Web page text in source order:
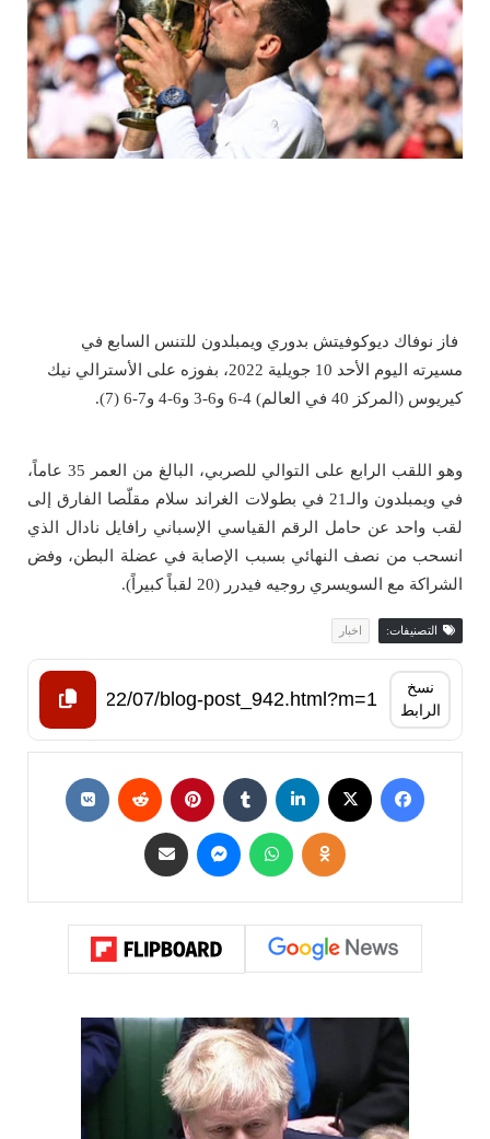
فاز نوفاك ديوكوفيتش بدوري ويمبلدون للتنس السابع في
مسيرته اليوم الأحد 10 جويلية 2022، بفوزه على الأسترالي نيك
كيريوس (المركز 40 في العالم) 4-6 و6-3 و6-4 و7-6 (7).
وهو اللقب الرابع على التوالي للصربي، البالغ من العمر 35 عاماً،
في ويمبلدون والـ21 في بطولات الغراند سلام مقلّصا الفارق إلى
لقب واحد عن حامل الرقم القياسي الإسباني رافايل نادال الذي
انسحب من نصف النهائي بسبب الإصابة في عضلة البطن، وفض
الشراكة مع السويسري روجيه فيدرر (20 لقباً كبيراً).
التصنيفات: اخبار
نسخ
الرابط